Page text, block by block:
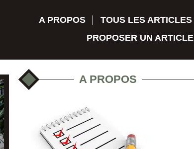
A PROPOS
TOUS LES ARTICLES
PROPOSER UN ARTICLE
A PROPOS